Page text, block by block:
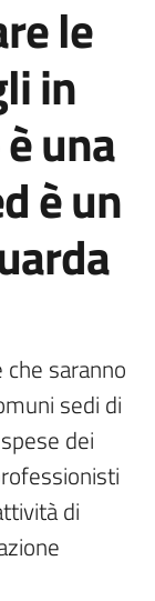
le
in
una
è un
saranno
sedi di
dei
di